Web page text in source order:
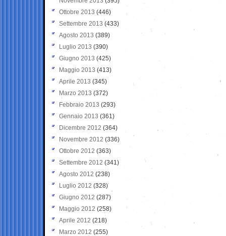
Ottobre 2013 (446)
Settembre 2013 (433)
Agosto 2013 (389)
Luglio 2013 (390)
Giugno 2013 (425)
Maggio 2013 (413)
Aprile 2013 (345)
Marzo 2013 (372)
Febbraio 2013 (293)
Gennaio 2013 (361)
Dicembre 2012 (364)
Novembre 2012 (336)
Ottobre 2012 (363)
Settembre 2012 (341)
Agosto 2012 (238)
Luglio 2012 (328)
Giugno 2012 (287)
Maggio 2012 (258)
Aprile 2012 (218)
Marzo 2012 (255)